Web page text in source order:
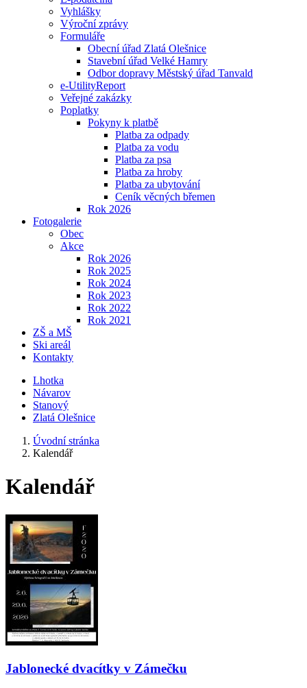
Vyhlášky
Výroční zprávy
Formuláře
Obecní úřad Zlatá Olešnice
Stavební úřad Velké Hamry
Odbor dopravy Městský úřad Tanvald
e-UtilityReport
Veřejné zakázky
Poplatky
Pokyny k platbě
Platba za odpady
Platba za vodu
Platba za psa
Platba za hroby
Platba za ubytování
Ceník věcných břemen
Rok 2026
Fotogalerie
Obec
Akce
Rok 2026
Rok 2025
Rok 2024
Rok 2023
Rok 2022
Rok 2021
ZŠ a MŠ
Ski areál
Kontakty
Lhotka
Návarov
Stanový
Zlatá Olešnice
Úvodní stránka
Kalendář
Kalendář
Jablonecké dvacítky v Zámečku